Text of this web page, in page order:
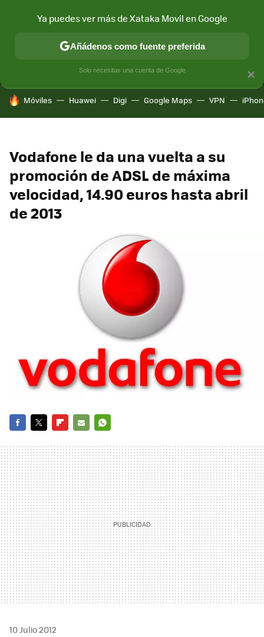
MÓVIL Y SOCIEDAD APLICACIONES
HOY SE HABLA DE
Móviles Huawei Digi Google Maps VPN
Vodafone le da una vuelta a su
promoción de ADSL de máxima
velocidad, 14.90 euros hasta abril
de 2013
MAIL
10 Julio 2012
×
Ya puedes ver más de Xataka Movil en Google
Añádenos como fuente preferida
Solo necesitas una cuenta de Google